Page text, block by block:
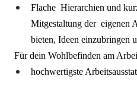
Flache Hierarchien und
Mitgestaltung der eigenen
bieten, Ideen einzubringen
Für dein Wohlbefinden am
hochwertigste